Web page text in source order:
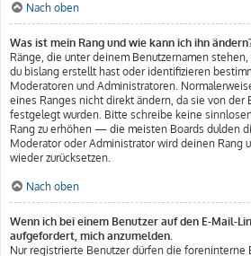
Nach oben
Was ist mein Rang und wie kann ich ihn
Ränge, die unter deinem Benutzernamen
du bislang erstellt hast oder identifizieren
Moderatoren und Administratoren.
eines Ranges nicht direkt ändern, da sie von der
festgelegt wurden. Bitte schreibe keine
Rang zu erhöhen — die meisten Boards dulden
Moderator oder Administrator wird deinen Rang
wieder zurücksetzen.
Nach oben
Wenn ich bei einem Benutzer auf den E-Mail-
aufgefordert, mich anzumelden.
Nur registrierte Benutzer dürfen die foreninterne